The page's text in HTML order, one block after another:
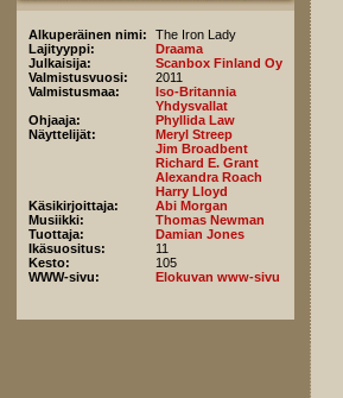
Alkuperäinen nimi:
The Iron Lady
Lajityyppi:
Draama
Julkaisija:
Scanbox Finland Oy
Valmistusvuosi:
2011
Valmistusmaa:
Iso-Britannia
Yhdysvallat
Ohjaaja:
Phyllida Law
Näyttelijät:
Meryl Streep
Jim Broadbent
Richard E. Grant
Alexandra Roach
Harry Lloyd
Käsikirjoittaja:
Abi Morgan
Musiikki:
Thomas Newman
Tuottaja:
Damian Jones
Ikäsuositus:
11
Kesto:
105
WWW-sivu:
Elokuvan www-sivu